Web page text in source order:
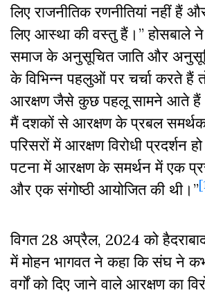
लिए राजनीतिक रणनीतियां नहीं हैं
लिए आस्था की वस्तु हैं।” होसबाले
समाज के अनुसूचित जाति और
के विभिन्न पहलुओं पर चर्चा करते हैं
आरक्षण जैसे कुछ पहलू सामने आते
मैं दशकों से आरक्षण के प्रबल
परिसरों में आरक्षण विरोधी प्रदर्शन
पटना में आरक्षण के समर्थन में एक
और एक संगोष्ठी आयोजित की थी।”
विगत 28 अप्रैल, 2024 को
में मोहन भागवत ने कहा कि संघ ने
वर्गों को दिए जाने वाले आरक्षण का